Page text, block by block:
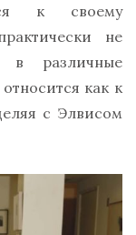
к своему
не
в различные
как к
с Элвисом